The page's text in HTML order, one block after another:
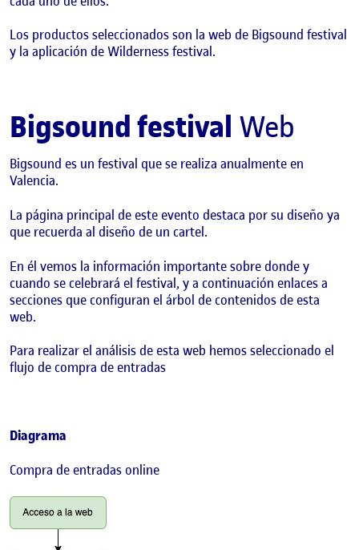
Los productos seleccionados son la web de Bigsound festival
y la aplicación de Wilderness festival.
Bigsound festival Web
Bigsound es un festival que se realiza anualmente en
Valencia.
La página principal de este evento destaca por su diseño ya
que recuerda al diseño de un cartel.
En él vemos la información importante sobre donde y
cuando se celebrará el festival, y a continuación enlaces a
secciones que configuran el árbol de contenidos de esta
web.
Para realizar el análisis de esta web hemos seleccionado el
flujo de compra de entradas
Diagrama
Compra de entradas online